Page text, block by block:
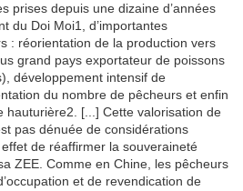
prises depuis une dizaine d’années
du Doi Moi1, d’importantes
: réorientation de la production vers
grand pays exportateur de poissons
développement intensif de
du nombre de pêcheurs et enfin
hauturière2. [...] Cette valorisation de
pas dénuée de considérations
de réaffirmer la souveraineté
ZEE. Comme en Chine, les pêcheurs
et de revendication de